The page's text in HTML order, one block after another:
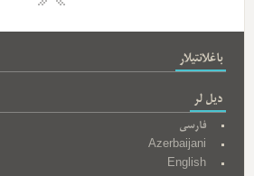
باغلانتیلار
دیل لر
فارسی
Azerbaijani
English